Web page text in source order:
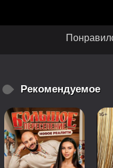
Рекомендуемое